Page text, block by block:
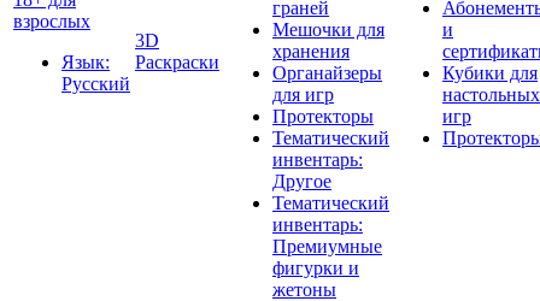
взрослых
Язык:
Русский
3D
Раскраски
граней
Мешочки для
хранения
Органайзеры
для игр
Протекторы
Тематический
инвентарь:
Другое
Тематический
инвентарь:
Премиумные
фигурки и
жетоны
и
Кубики для
настольных
игр